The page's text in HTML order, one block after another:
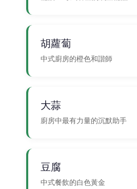
胡蘿蔔
中式廚房的橙色和諧師
大蒜
廚房中最有力量的沉默助手
豆腐
中式餐飲的白色黃金